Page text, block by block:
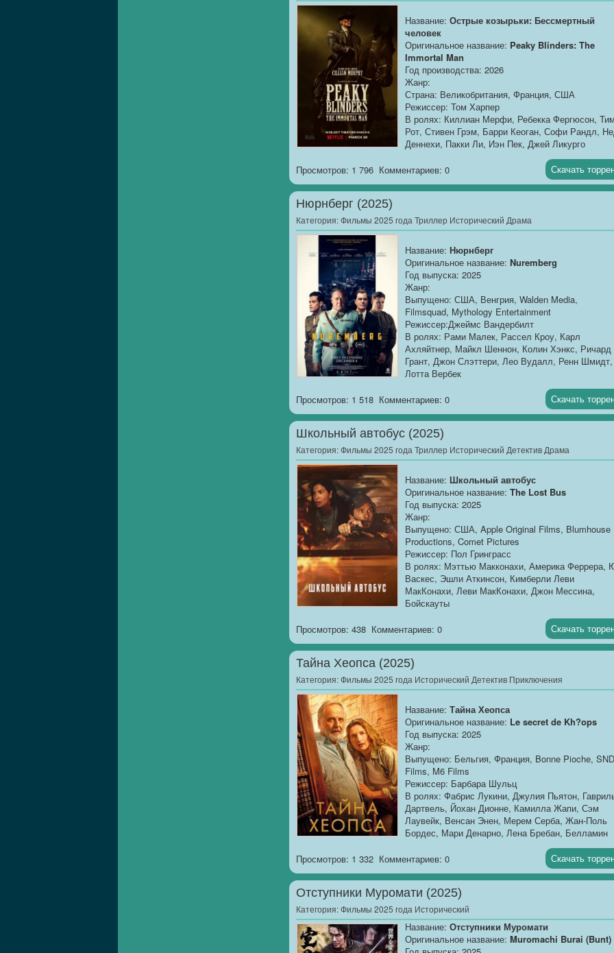
Название: Острые козырьки: Бессмертный
человек
Оригинальное название: Peaky Blinders: The
Immortal Man
Год производства: 2026
Жанр:
Страна: Великобритания, Франция, США
Режиссер: Том Харпер
В ролях: Киллиан Мерфи, Ребекка Фергюсон, Тим
Рот, Стивен Грэм, Барри Кеоган, Софи Рандл,
Деннехи, Пакки Ли, Иэн Пек, Джей Ликурго
Бирмингем, 1940 год. Под
Второй мировой войны трещат по швам не только
Просмотров: 1 796 Комментариев: 0 Скачать
Нюрнберг (2025)
Категория:Фильмы 2025 года Триллер Исторический Драма
Название: Нюрнберг
Оригинальное название: Nuremberg
Год выпуска: 2025
Жанр:
Выпущено: США, Венгрия, Walden Media,
Filmsquad, Mythology Entertainment
Режиссер:Джеймс Вандербилт
В ролях: Рами Малек, Рассел Кроу, Карл
Ахляйтнер, Майкл Шеннон, Колин Хэнкс,
Грант, Джон Слэттери, Лео Вудалл, Ренн Шмидт,
Лотта Вербек
: После окончания Второй мировой
войны американский психиатр Дуглас Келли
получает...
Просмотров: 1 518 Комментариев: 0 Скачать
Школьный автобус (2025)
Категория:Фильмы 2025 года Триллер Исторический Детектив Драма
Название: Школьный автобус
Оригинальное название: The Lost Bus
Год выпуска: 2025
Жанр:
Выпущено: США, Apple Original Films, Blumhouse
Productions, Comet Pictures
Режиссер: Пол Гринграсс
В ролях: Мэттью Макконахи, Америка Феррера,
Васкес, Эшли Аткинсон, Кимберли Леви
МакКонахи, Леви МакКонахи, Джон Мессина,
Бойскауты
: Фильм показывает события время
пожара в Кэмп-Файре в Калифорнии, самого
смертоносного...
Просмотров: 438 Комментариев: 0 Скачать
Тайна Хеопса (2025)
Категория:Фильмы 2025 года Исторический Детектив Приключения
Название: Тайна Хеопса
Оригинальное название: Le secret de Kh?ops
Год выпуска: 2025
Жанр:
Выпущено: Бельгия, Франция, Bonne Pioche, SND
Films, M6 Films
Режиссер: Барбара Шульц
В ролях: Фабрис Лукини, Джулия Пьятон,
Дартвель, Йохан Дионне, Камилла Жапи, Сэм
Лаувейк, Венсан Энен, Мерем Серба, Жан-Поль
Бордес, Мари Денарно, Лена Бребан, Белламин
Абдельмалек, Жакки Берруайе, Арье Эльмале,
Ромэн Леви
О фильме: Во...
Просмотров: 1 332 Комментариев: 0 Скачать
Отступники Муромати (2025)
Категория:Фильмы 2025 года Исторический
Название: Отступники Муромати
Оригинальное название: Muromachi Burai (Bunt)